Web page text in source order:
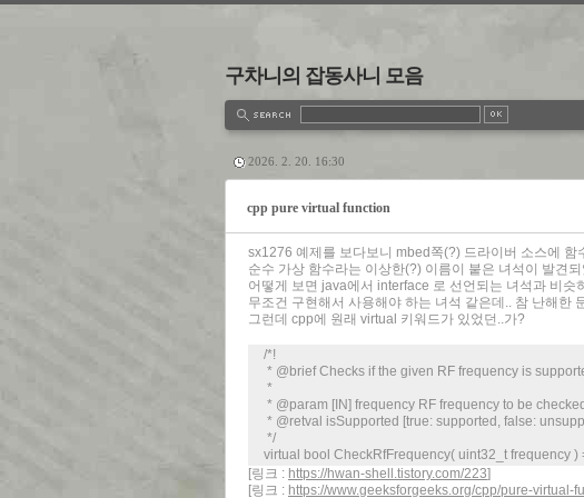
구차니의 잡동사니 모음
2026. 2. 20. 16:30
cpp pure virtual function
sx1276 예제를 보다보니 mbed쪽(?) 드라이버 소스에 함
순수 가상 함수라는 이상한(?) 이름이 붙은 녀석이 발견
어떻게 보면 java에서 interface 로 선언되는 녀석과 비슷
무조건 구현해서 사용해야 하는 녀석 같은데.. 참 난해한
그런데 cpp에 원래 virtual 키워드가 있었던..가?
/*!
* @brief Checks if the given RF frequency is
*
* @param [IN] frequency RF frequency to be checked
* @retval isSupported [true: supported, false:
*/
virtual bool CheckRfFrequency( uint32_t frequency )
[링크 : https://hwan-shell.tistory.com/223]
[링크 : https://www.geeksforgeeks.org/cpp/pure-virtual-